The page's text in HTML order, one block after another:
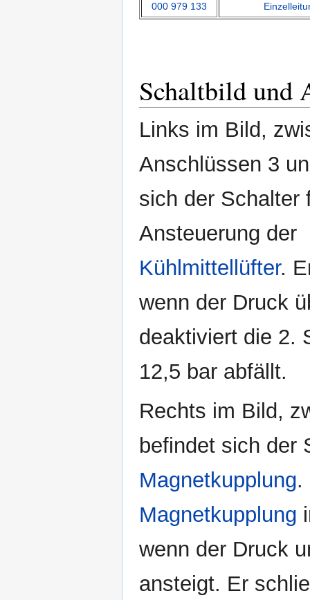
000 979 133
Schaltbild und
Links im Bild,
Anschlüssen 3
sich der Schalter
Ansteuerung der
Kühlmittellüfter.
wenn der Druck
deaktiviert die 2.
12,5 bar abfällt.
Rechts im Bild,
befindet sich der
Magnetkupplung.
Magnetkupplung
wenn der Druck
ansteigt. Er